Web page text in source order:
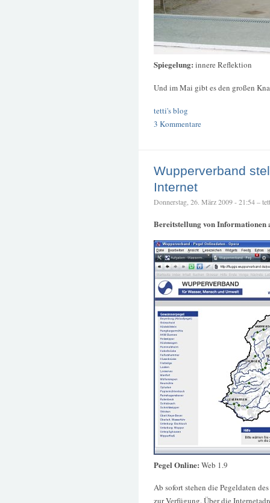
Spiegelung: innere Reflektion
Und im Mai gibt es den großen
tetti's blog
3 Kommentare
Wupperverband
Internet
Donnerstag, 26. März 2009 - 21:54 –
Bereitstellung von Informationen
Pegel Online: Web 1.9
Ab sofort stehen die Pegeldaten
zur Verfügung. Über die